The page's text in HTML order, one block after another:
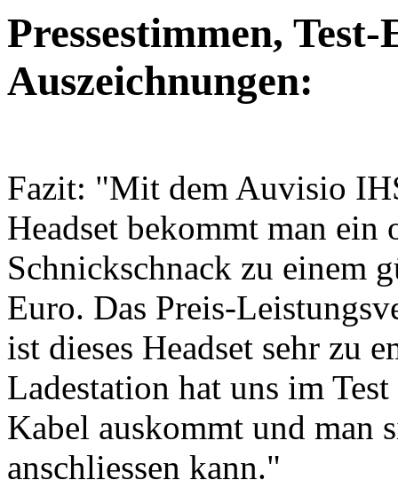
Pressestimmen,
Auszeichnungen:
Fazit: "Mit dem Auvisio
Headset bekommt man ein
Schnickschnack zu einem
Euro. Das Preis-
ist dieses Headset sehr zu
Ladestation hat uns im
Kabel auskommt und man
anschliessen kann."